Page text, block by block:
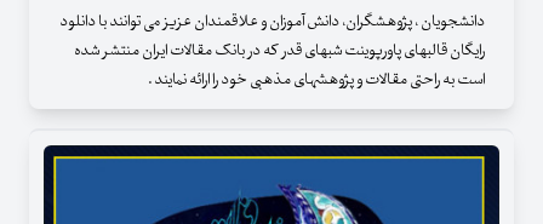
دانشجویان ، پژوهشگران، دانش آموزان و علاقمندان عزیز می توانند با دانلود
رایگان قالبهای پاورپوینت شبهای قدر که در بانک مقالات ایران منتشر شده
است به راحتی مقالات و پژوهشهای مذهبی خود را ارائه نمایند .